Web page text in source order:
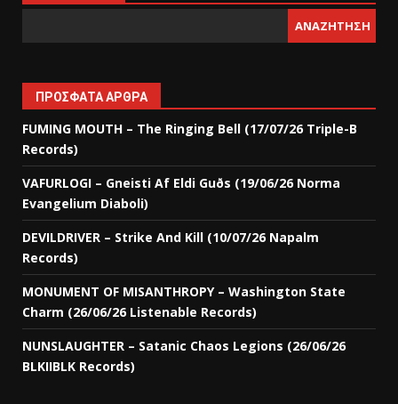
ΑΝΑΖΉΤΗΣΗ
ΠΡΌΣΦΑΤΑ ΆΡΘΡΑ
FUMING MOUTH – The Ringing Bell (17/07/26 Triple-B
Records)
VAFURLOGI – Gneisti Af Eldi Guðs (19/06/26 Norma
Evangelium Diaboli)
DEVILDRIVER – Strike And Kill (10/07/26 Napalm
Records)
MONUMENT OF MISANTHROPY – Washington State
Charm (26/06/26 Listenable Records)
NUNSLAUGHTER – Satanic Chaos Legions (26/06/26
BLKIIBLK Records)